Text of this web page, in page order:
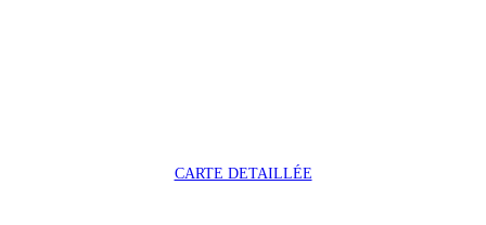
CARTE DETAILLÉE